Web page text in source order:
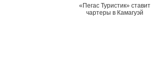
«Пегас Туристик» ставит
чартеры в Камагуэй